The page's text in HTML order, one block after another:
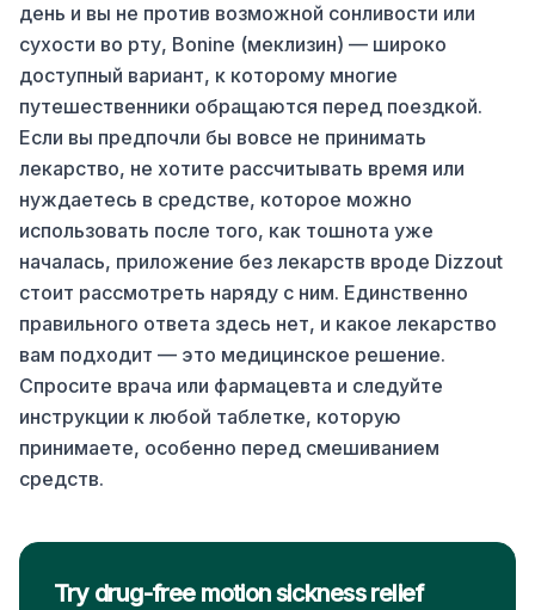
день и вы не против возможной сонливости или
сухости во рту, Bonine (меклизин) — широко
доступный вариант, к которому многие
путешественники обращаются перед поездкой.
Если вы предпочли бы вовсе не принимать
лекарство, не хотите рассчитывать время или
нуждаетесь в средстве, которое можно
использовать после того, как тошнота уже
началась, приложение без лекарств вроде Dizzout
стоит рассмотреть наряду с ним. Единственно
правильного ответа здесь нет, и какое лекарство
вам подходит — это медицинское решение.
Спросите врача или фармацевта и следуйте
инструкции к любой таблетке, которую
принимаете, особенно перед смешиванием
средств.
Try drug-free motion sickness relief